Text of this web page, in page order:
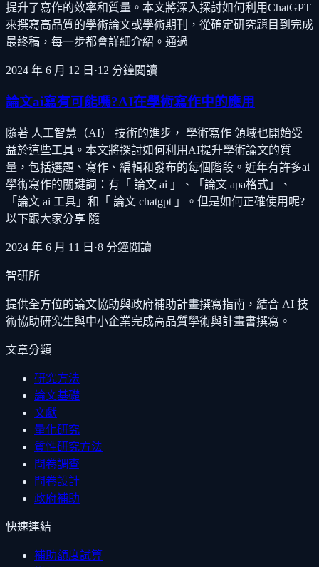
提升了寫作的效率和質量。本文將深入探討如何利用ChatGPT
來撰寫高品質的學術論文或學術期刊，從確定研究題目到完成
最終稿，每一步都會詳細介紹。通過
2024 年 6 月 12 日 ·12 分鐘閱讀
論文ai寫有可能嗎?AI在學術寫作中的應用
隨著 人工智慧（AI） 技術的進步， 學術寫作 領域也開始受
益於這些工具。本文將探討如何利用AI提升學術論文的質
量，包括選題、寫作、編輯和發布的每個階段。近年有許多ai
學術寫作的關鍵詞：有「 論文 ai 」、「論文 apa格式」、
「論文 ai 工具」和「 論文 chatgpt 」。但是如何正確使用呢?
以下跟大家分享 隨
2024 年 6 月 11 日 ·8 分鐘閱讀
智研所
提供全方位的論文協助與政府補助計畫撰寫指南，結合 AI 技
術協助研究生與中小企業完成高品質學術與計畫書撰寫。
文章分類
研究方法
論文基礎
文獻
量化研究
質性研究方法
問卷調查
問卷設計
政府補助
快速連結
補助額度試算